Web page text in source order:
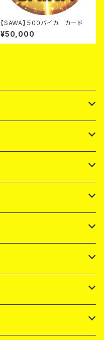
【SAWA】５００バイカ カード
¥50,000